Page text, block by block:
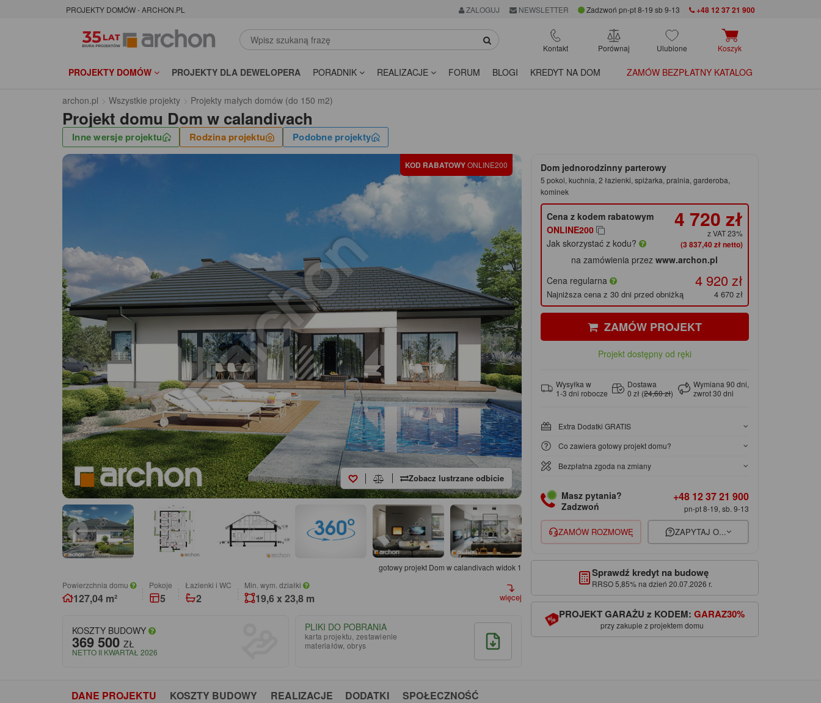
PROJEKTY DOMÓW - ARCHON.PL ZALOGUJ NEWSLETTER Zadzwoń pn-pt 8-19 sb 9-13 +48 12 37 21 900
Kontakt Porównaj Ulubione Koszyk
PROJEKTY DOMÓW PROJEKTY DLA DEWELOPERA PORADNIK REALIZACJE FORUM BLOGI KREDYT NA DOM ZAMÓW BEZPŁATNY KATALOG
archon.pl Wszystkie projekty Projekty małych domów (do 150 m2)
Projekt domu Dom w calandivach
Inne wersje projektu Rodzina projektu Podobne projekty
KOD RABATOWYONLINE200
Zobacz lustrzane odbicie
gotowy projekt Dom w calandivach widok 1
Powierzchnia domu
127,04 m²
pokoje
5
łazienki i WC
2
Min. wym. działki
19,6 x 23,8 m więcej
KOSZTY BUDOWY
369 500 ZŁ
NETTO II KWARTAŁ 2026
PLIKI DO POBRANIA
karta projektu, zestawienie
materiałów, obrys
Dom jednorodzinny parterowy
5 pokoi, kuchnia, 2 łazienki, spiżarka, pralnia, garderoba,
kominek
Cena z kodem rabatowym
ONLINE200
Jak skorzystać z kodu?
4 720 zł
z VAT 23%
(3 837,40 zł netto)
na zamówienia przezwww.archon.pl
Cena regularna
4 920 zł
Najniższa cena z 30 dni przed obniżką 4 670 zł
ZAMÓW PROJEKT
Projekt dostępny od ręki
Wysyłka w
1-3 dni robocze
Dostawa
0 zł (24,60 zł)
Wymiana 90 dni,
zwrot 30 dni
Extra Dodatki GRATIS
Co zawiera gotowy projekt domu?
Bezpłatna zgoda na zmiany
Masz pytania?
Zadzwoń
+48 12 37 21 900
pn-pt 8-19, sb. 9-13
ZAMÓW ROZMOWĘ ZAPYTAJ O...
Sprawdź kredyt na budowę
RRSO 5,85% na dzień 20.07.2026 r.
PROJEKT GARAŻU z KODEM:GARAZ30%
przy zakupie z projektem domu
DANE PROJEKTU KOSZTY BUDOWY REALIZACJE DODATKI SPOŁECZNOŚĆ